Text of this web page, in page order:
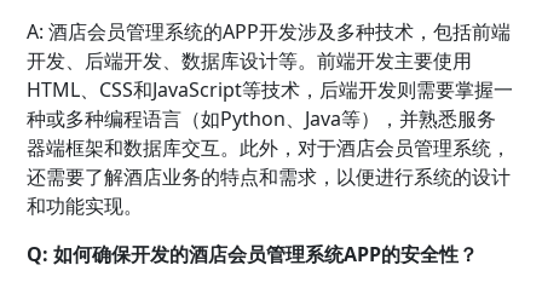
A: 酒店会员管理系统的APP开发涉及多种技术，包括前端
开发、后端开发、数据库设计等。前端开发主要使用
HTML、CSS和JavaScript等技术，后端开发则需要掌握一
种或多种编程语言（如Python、Java等），并熟悉服务
器端框架和数据库交互。此外，对于酒店会员管理系统，
还需要了解酒店业务的特点和需求，以便进行系统的设计
和功能实现。
Q: 如何确保开发的酒店会员管理系统APP的安全性？